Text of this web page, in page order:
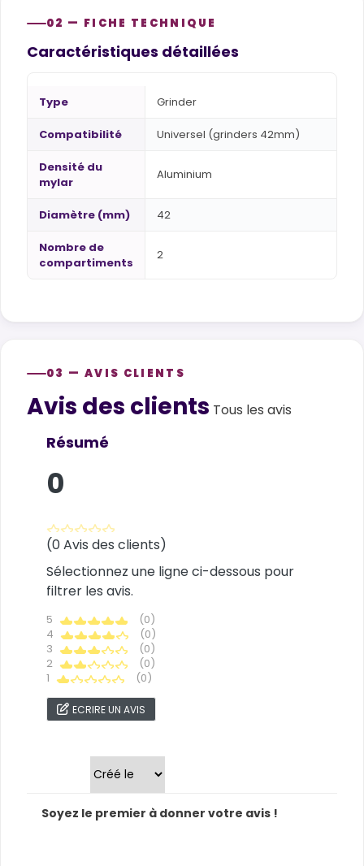
02 — FICHE TECHNIQUE
Caractéristiques détaillées
Type Grinder
Compatibilité Universel (grinders 42mm)
Densité du
mylar
Aluminium
Diamètre (mm) 42
Nombre de
compartiments
2
03 — AVIS CLIENTS
Customer reviews
Avis des clients Tous les avis
Résumé
0
(0 Avis des clients)
Sélectionnez une ligne ci-dessous pour
filtrer les avis.
5
(0)
4
(0)
3
(0)
2
(0)
1
(0)
ECRIRE UN AVIS
Soyez le premier à donner votre avis !